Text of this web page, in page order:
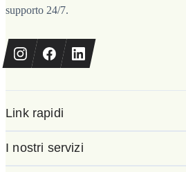
supporto 24/7.
Link rapidi
I nostri servizi